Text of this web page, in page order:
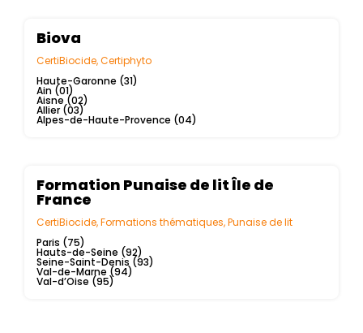
Biova
CertiBiocide,Certiphyto
Haute-Garonne (31)
Ain (01)
Aisne (02)
Allier (03)
Alpes-de-Haute-Provence (04)
Formation Punaise de lit ÎIe de
France
CertiBiocide,Formations thématiques,Punaise de lit
Paris (75)
Hauts-de-Seine (92)
Seine-Saint-Denis (93)
Val-de-Marne (94)
Val-d’Oise (95)